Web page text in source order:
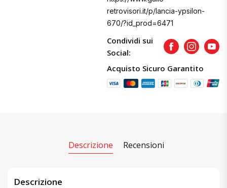
retrovisori.it/p/lancia-ypsilon-
670/?id_prod=6471
Condividi sui
Social:
FacebookInstagram
Acquisto Sicuro Garantito
Descrizione Recensioni
Descrizione